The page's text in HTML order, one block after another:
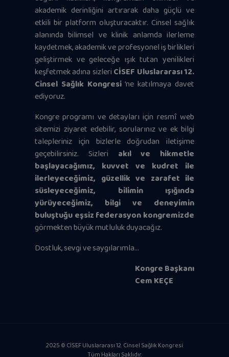
akademik derinliğini artırarak daha güçlü ve
etkili bir platform oluşturacaktır. Cinsel sağlık
alanında bilimsel ve klinik anlamda ilerleme
kaydetmek, akademik ve profesyonel iş birlikleri
geliştirmek ve geleceğe ışık tutan yenilikleri
keşfetmek adına sizleri CİSEF Uluslararası 12.
Cinsel Sağlık Kongresi’ne katılmaya davet
ediyoruz.
Kongre programı ve detayları için resmî web
sitemizi ziyaret edebilir, sorularınız ve ek bilgi
talepleriniz için bizlerle doğrudan iletişime
geçebilirsiniz. Sizleri akıl ve hikmetle
başlayacağımız, kuvvet ve kudret ile
ilerleyeceğimiz, güzellik ve zarafet ile
süsleyeceğimiz, bilimin ışığında
yürüyeceğimiz, bilgi ve deneyimin
buluştuğu eşsiz federasyon kongremizde
görmekten büyük mutluluk duyacağız.
Dostluk, sevgi ve saygılarımla…
Kongre Başkanı
Cem KEÇE
2025 © CİSEF Uluslararası 12. Cinsel Sağlık Kongresi
Tüm Hakları Saklıdır.